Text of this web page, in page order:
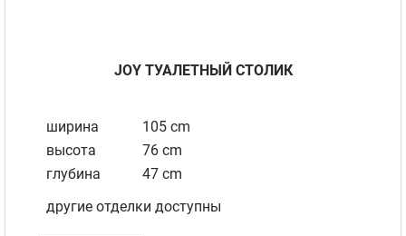
JOY TУАЛЕТНЫЙ СТОЛИК
ширина
105 cm
высота
76 cm
глубина
47 cm
другие отделки доступны